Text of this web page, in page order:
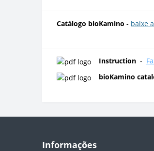
Catálogo bioKamino - baixe
Instruction -
bioKamino
Informações